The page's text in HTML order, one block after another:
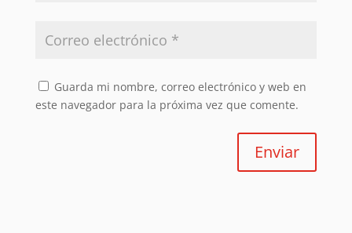
Guarda mi nombre, correo electrónico y web en
este navegador para la próxima vez que comente.
Enviar